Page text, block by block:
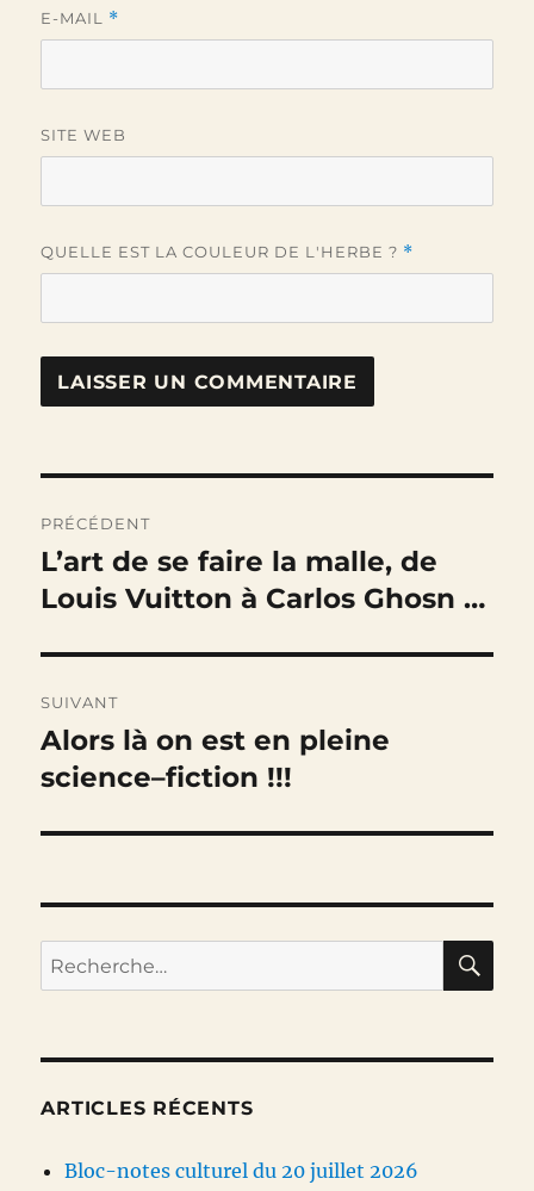
E-MAIL *
SITE WEB
QUELLE EST LA COULEUR DE L'HERBE ? *
de
l’article
PRÉCÉDENT
Publication
précédente :
L’art de se faire la malle, de
Louis Vuitton à Carlos Ghosn …
SUIVANT
Publication
suivante :
Alors là on est en pleine
science–fiction !!!
Recherche
pour :
ARTICLES RÉCENTS
Bloc-notes culturel du 20 juillet 2026